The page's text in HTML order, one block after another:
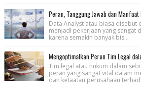
Peran, Tanggung Jawab dan
Data Analyst atau biasa disebut
menjadi pekerjaan yang sangat
karena semakin banyak bis...
Mengoptimalkan Peran Tim Legal
Tim legal atau hukum dalam
peran yang sangat vital dalam
dan ketaatan perusahaan